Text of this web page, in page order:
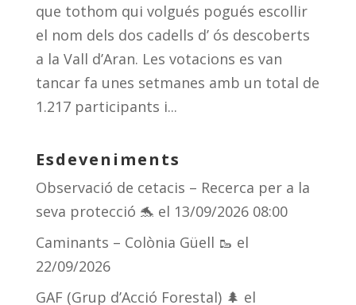
que tothom qui volgués pogués escollir
el nom dels dos cadells d’ ós descoberts
a la Vall d’Aran. Les votacions es van
tancar fa unes setmanes amb un total de
1.217 participants i...
Esdeveniments
Observació de cetacis – Recerca per a la
seva protecció 🐬 el 13/09/2026 08:00
Caminants – Colònia Güell 🥾 el
22/09/2026
GAF (Grup d’Acció Forestal) 🌲 el